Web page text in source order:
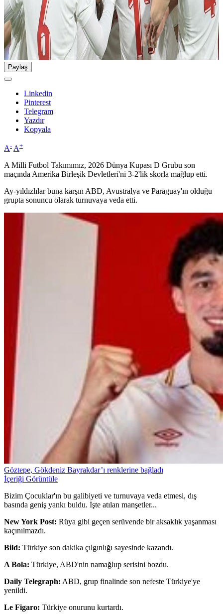
Paylaş
Linkedin
Pinterest
Telegram
Yazdır
Kopyala
A- A+
A Milli Futbol Takımımız, 2026 Dünya Kupası D Grubu son
maçında Amerika Birleşik Devletleri'ni 3-2'lik skorla mağlup etti.
Ay-yıldızlılar buna karşın ABD, Avustralya ve Paraguay'ın olduğu
grupta sonuncu olarak turnuvaya veda etti.
Göztepe, Gökdeniz Bayrakdar’ı renklerine bağladı
İçeriği Görüntüle
Bizim Çocuklar'ın bu galibiyeti ve turnuvaya veda etmesi, dış
basında geniş yankı buldu. İşte atılan manşetler...
New York Post: Rüya gibi geçen serüvende bir aksaklık yaşanması
kaçınılmazdı.
Bild: Türkiye son dakika çılgınlığı sayesinde kazandı.
A Bola: Türkiye, ABD'nin namağlup serisini bozdu.
Daily Telegraph: ABD, grup finalinde son nefeste Türkiye'ye
yenildi.
Le Figaro: Türkiye onurunu kurtardı.